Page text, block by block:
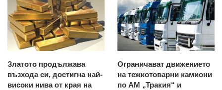
Златото продължава
възхода си, достигна най-
високи нива от края на
Ограничават движението
на тежкотоварни камиони
по АМ „Тракия“ и